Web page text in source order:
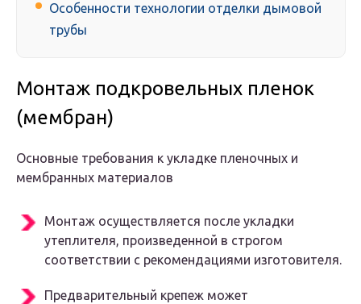
Особенности технологии отделки дымовой
трубы
Монтаж подкровельных пленок
(мембран)
Основные требования к укладке пленочных и
мембранных материалов
Монтаж осуществляется после укладки
утеплителя, произведенной в строгом
соответствии с рекомендациями изготовителя.
Предварительный крепеж может